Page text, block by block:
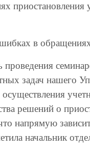
приостановления
в
задач нашего
решений о
напрямую
начальник